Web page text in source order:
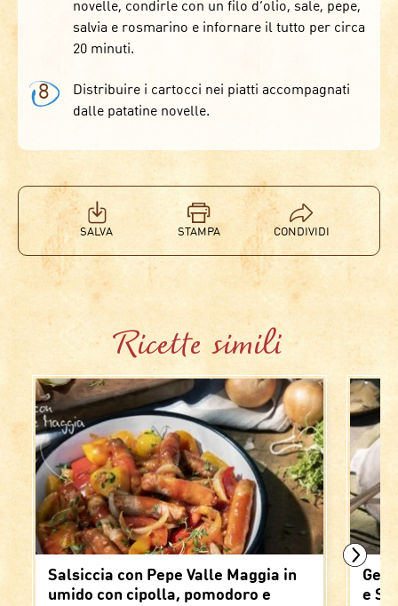
novelle, condirle con un filo d’olio, sale, pepe,
salvia e rosmarino e infornare il tutto per circa
20 minuti.
8
Distribuire i cartocci nei piatti accompagnati
dalle patatine novelle.
SALVA STAMPA CONDIVIDI
Ricette simili
Salsiccia con Pepe Valle Maggia in
umido con cipolla, pomodoro e
e